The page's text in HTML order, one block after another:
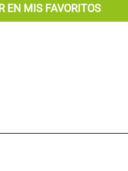
EN MIS FAVORITOS